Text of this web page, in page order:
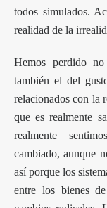
todos simulados.
realidad de la
Hemos perdido
también el del
relacionados con la
que es realmente
realmente
cambiado, aunque
así porque los
entre los bienes